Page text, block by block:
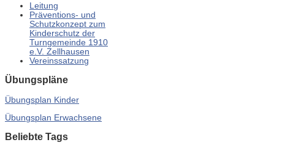
Leitung
Präventions- und
Schutzkonzept zum
Kinderschutz der
Turngemeinde 1910
e.V. Zellhausen
Vereinssatzung
Übungspläne
Übungsplan Kinder
Übungsplan Erwachsene
Beliebte Tags